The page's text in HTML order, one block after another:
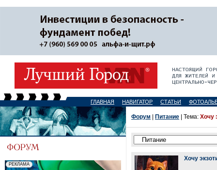
ГЛАВНАЯ НАВИГАТОР СТАТЬИ
Форум Питание | Тема: Хочу
Хочу